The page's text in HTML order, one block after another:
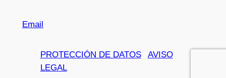
Email
PROTECCIÓN DE DATOS| AVISO
LEGAL